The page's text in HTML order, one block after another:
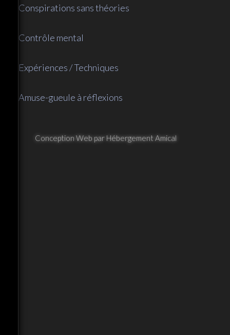
Conspirations sans théories
Contrôle mental
Expériences / Techniques
Amuse-gueule à réflexions
Conception Web par Hébergement Amical